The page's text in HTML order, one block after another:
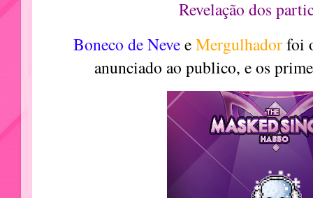
Revelação dos
Boneco de NeveeMergulhadorfoi
anunciado ao publico, e os